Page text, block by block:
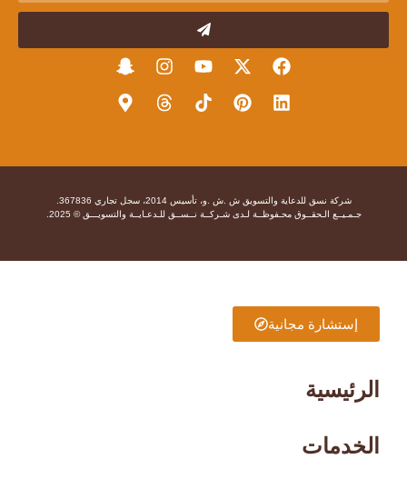
شركة نسق للدعاية والتسويق ش .ش .و، تأسيس 2014، سجل تجاري 367836.
جـمـيــع الـحقــوق محـفوظــة لـدى شـركــة نــســق للـدعـايــة والتسويـــق © 2025.
إستشارة مجانية
الرئيسية
الخدمات